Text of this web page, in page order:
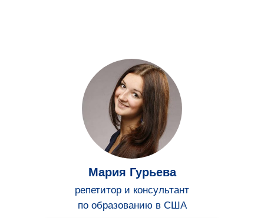
Мария Гурьева
репетитор и консультант
по образованию в США